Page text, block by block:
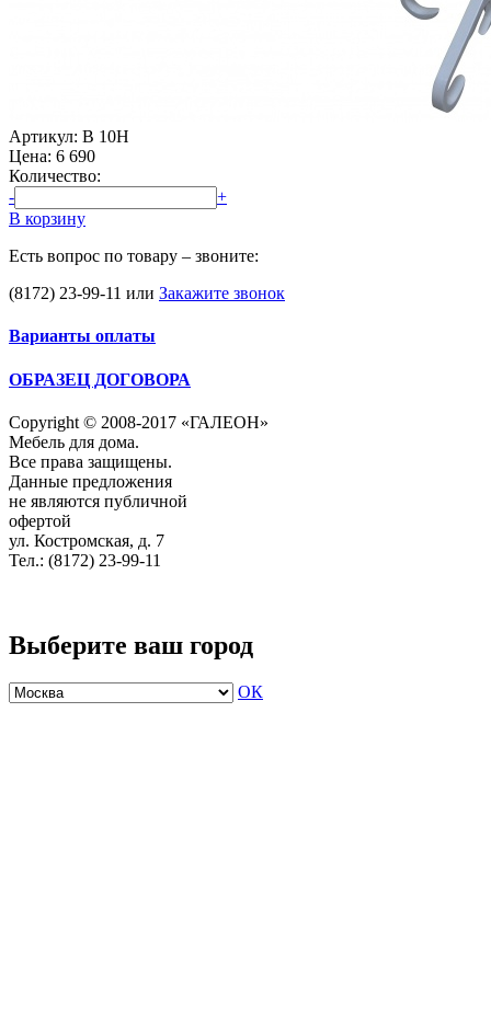
Артикул: В 10Н
Цена: 6 690
Количество:
-
+
В корзину
Есть вопрос по товару – звоните:
(8172) 23-99-11 или Закажите звонок
Варианты оплаты
ОБРАЗЕЦ ДОГОВОРА
Copyright © 2008-2017 «ГАЛЕОН»
Мебель для дома.
Все права защищены.
Данные предложения
не являются публичной
офертой
ул. Костромская, д. 7
Тел.: (8172) 23-99-11
Выберите ваш город
ОК